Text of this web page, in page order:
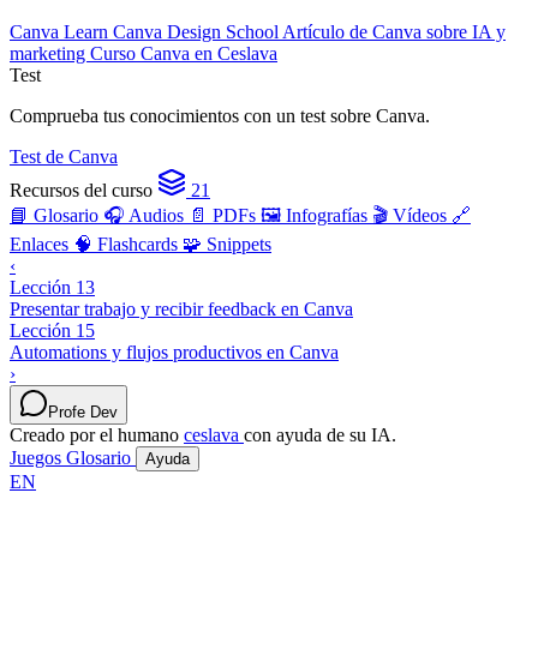
Canva Learn Canva Design School Artículo de Canva sobre IA y
marketing Curso Canva en Ceslava
Test
Comprueba tus conocimientos con un test sobre Canva.
Test de Canva
Recursos del curso
21
📘 Glosario 🎧 Audios 📄 PDFs 🖼️ Infografías 🎬 Vídeos 🔗
Enlaces 🧠 Flashcards 🧩 Snippets
‹
Lección 13
Presentar trabajo y recibir feedback en Canva
Lección 15
Automations y flujos productivos en Canva
›
Profe Dev
Creado por el humano ceslava con ayuda de su IA.
Juegos Glosario Ayuda
EN